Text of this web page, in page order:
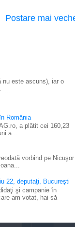
Postare mai
nu este ascuns), iar o
...
România
a plătit cei 160,23
a...
vorbind pe Nicuşor
22, deputaţi, Bucureşti
şi campanie în
am votat, hai să